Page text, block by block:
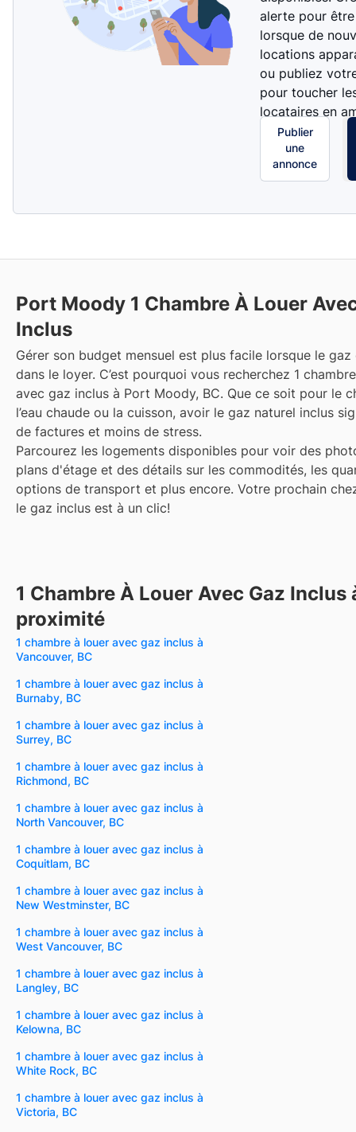
alerte pour
lorsque de
locations
ou publiez
pour toucher
locataires en
Publier
une
annonce
Port Moody 1 Chambre À Louer
Inclus
Gérer son budget mensuel est plus facile lorsque le gaz
dans le loyer. C’est pourquoi vous recherchez 1
avec gaz inclus à Port Moody, BC. Que ce soit pour le
l’eau chaude ou la cuisson, avoir le gaz naturel inclus
de factures et moins de stress.
Parcourez les logements disponibles pour voir des
plans d'étage et des détails sur les commodités, les
options de transport et plus encore. Votre prochain
le gaz inclus est à un clic!
1 Chambre À Louer Avec Gaz Inclus
proximité
1 chambre à louer avec gaz inclus à
Vancouver, BC
1 chambre à louer avec gaz inclus à
Burnaby, BC
1 chambre à louer avec gaz inclus à
Surrey, BC
1 chambre à louer avec gaz inclus à
Richmond, BC
1 chambre à louer avec gaz inclus à
North Vancouver, BC
1 chambre à louer avec gaz inclus à
Coquitlam, BC
1 chambre à louer avec gaz inclus à
New Westminster, BC
1 chambre à louer avec gaz inclus à
West Vancouver, BC
1 chambre à louer avec gaz inclus à
Langley, BC
1 chambre à louer avec gaz inclus à
Kelowna, BC
1 chambre à louer avec gaz inclus à
White Rock, BC
1 chambre à louer avec gaz inclus à
Victoria, BC